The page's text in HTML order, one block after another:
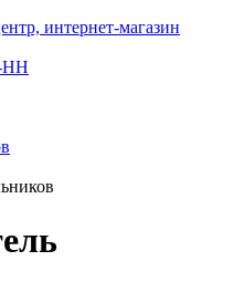
интернет-магазин
НН